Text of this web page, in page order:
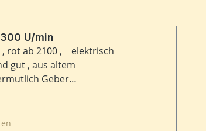
U/min
, rot ab 2100 , elektrisch
gut , aus altem
Geber
auf dem Gehäuse :
: Z , G , + und